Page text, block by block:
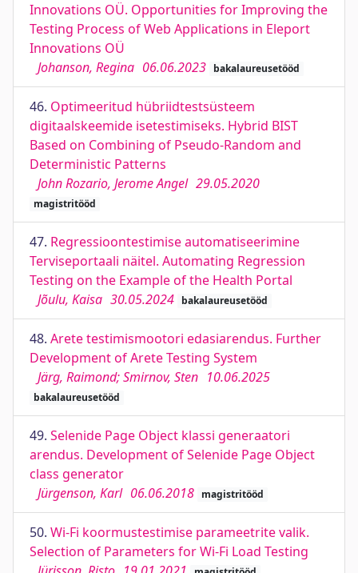
Innovations OÜ. Opportunities for Improving the
Testing Process of Web Applications in Eleport
Innovations OÜ
Johanson, Regina 06.06.2023 bakalaureusetööd
46. Optimeeritud hübriidtestsüsteem
digitaalskeemide isetestimiseks. Hybrid BIST
Based on Combining of Pseudo-Random and
Deterministic Patterns
John Rozario, Jerome Angel 29.05.2020
magistritööd
47. Regressioontestimise automatiseerimine
Terviseportaali näitel. Automating Regression
Testing on the Example of the Health Portal
Jõulu, Kaisa 30.05.2024 bakalaureusetööd
48. Arete testimismootori edasiarendus. Further
Development of Arete Testing System
Järg, Raimond; Smirnov, Sten 10.06.2025
bakalaureusetööd
49. Selenide Page Object klassi generaatori
arendus. Development of Selenide Page Object
class generator
Jürgenson, Karl 06.06.2018 magistritööd
50. Wi-Fi koormustestimise parameetrite valik.
Selection of Parameters for Wi-Fi Load Testing